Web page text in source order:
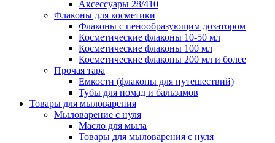
Аксессуары 28/410
Флаконы для косметики
Флаконы с пенообразующим дозатором
Косметические флаконы 10-50 мл
Косметические флаконы 100 мл
Косметические флаконы 200 мл и более
Прочая тара
Емкости (флаконы для путешествий)
Тубы для помад и бальзамов
Товары для мыловарения
Мыловарение с нуля
Масло для мыла
Товары для мыловарения с нуля